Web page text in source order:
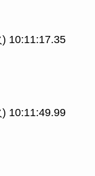
10:11:17.35
10:11:49.99